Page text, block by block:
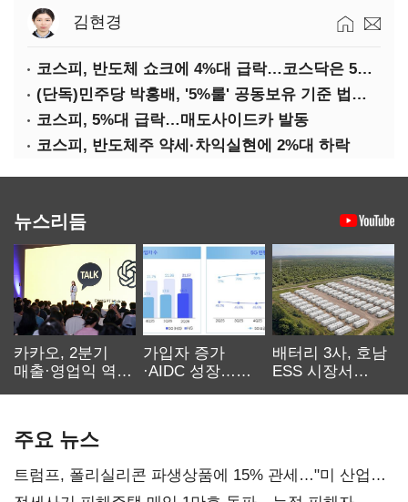
김현경
코스피, 반도체 쇼크에 4%대 급락…코스닥은 5거래일째 상승
(단독)민주당 박홍배, '5%룰' 공동보유 기준 법제화 추진
코스피, 5%대 급락…매도사이드카 발동
코스피, 반도체주 약세·차익실현에 2%대 하락
뉴스리듬
카카오, 2분기
매출·영업익 역대
가입자 증가
·AIDC 성장…
배터리 3사, 호남
ESS 시장서
주요 뉴스
트럼프, 폴리실리콘 파생상품에 15% 관세…"미 산업